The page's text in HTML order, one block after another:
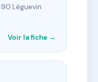
Léguevin
Voir la fiche →